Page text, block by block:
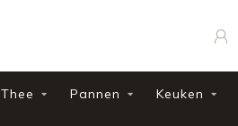
Thee Pannen Keuken